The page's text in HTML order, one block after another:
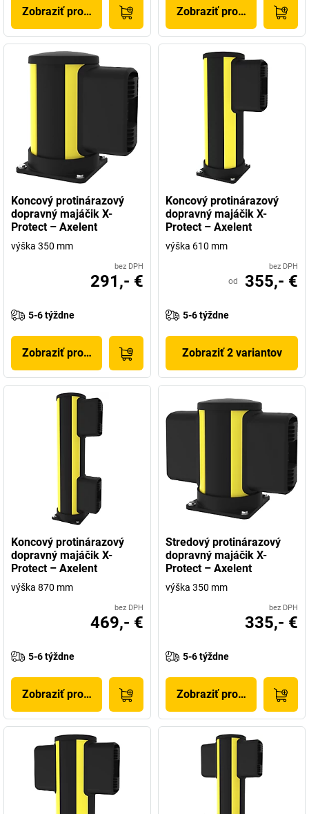
Zobraziť produkt Zobraziť produkt
Koncový protinárazový
dopravný majáčik X-
Protect – Axelent
výška 350 mm
bez DPH
291,- €
5-6 týždne
Zobraziť produkt
Koncový protinárazový
dopravný majáčik X-
Protect – Axelent
výška 610 mm
bez DPH
od 355,- €
5-6 týždne
Zobraziť 2 variantov
Koncový protinárazový
dopravný majáčik X-
Protect – Axelent
výška 870 mm
bez DPH
469,- €
5-6 týždne
Zobraziť produkt
Stredový protinárazový
dopravný majáčik X-
Protect – Axelent
výška 350 mm
bez DPH
335,- €
5-6 týždne
Zobraziť produkt